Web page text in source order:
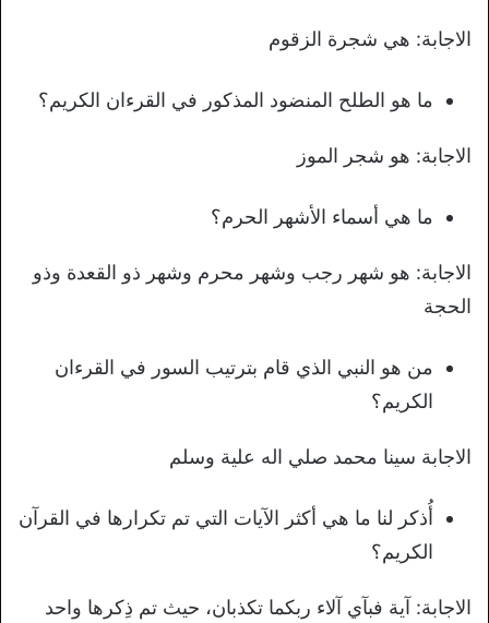
الاجابة: هي شجرة الزقوم
ما هو الطلح المنضود المذكور في القرءان الكريم؟
الاجابة: هو شجر الموز
ما هي أسماء الأشهر الحرم؟
الاجابة: هو شهر رجب وشهر محرم وشهر ذو القعدة وذو
الحجة
من هو النبي الذي قام بترتيب السور في القرءان
الكريم؟
الاجابة سينا محمد صلي اله علية وسلم
أُذكر لنا ما هي أكثر الآيات التي تم تكرارها في القرآن
الكريم؟
الاجابة: آية فبآي آلاء ربكما تكذبان، حيث تم ذِكرها واحد